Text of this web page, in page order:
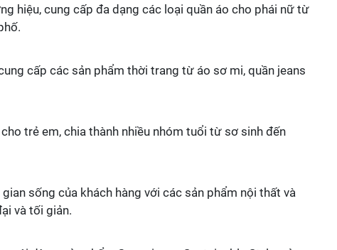
hiệu, cung cấp đa dạng các loại quần áo cho phái nữ từ
cấp các sản phẩm thời trang từ áo sơ mi, quần jeans
trẻ em, chia thành nhiều nhóm tuổi từ sơ sinh đến
sống của khách hàng với các sản phẩm nội thất và
và tối giản.